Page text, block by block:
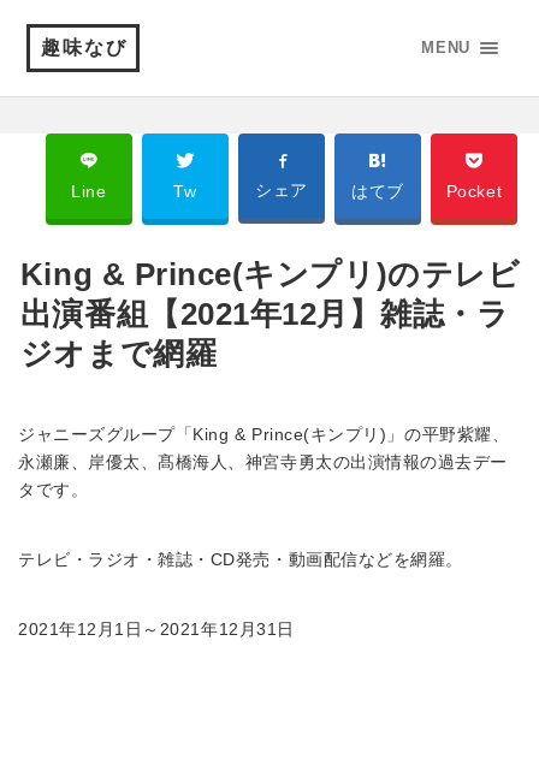
趣味なび MENU
Line Tw シェア はてブ Pocket
King & Prince(キンプリ)のテレビ
出演番組【2021年12月】雑誌・ラ
ジオまで網羅
ジャニーズグループ「King & Prince(キンプリ)」の平野紫耀、
永瀬廉、岸優太、髙橋海人、神宮寺勇太の出演情報の過去デー
タです。
テレビ・ラジオ・雑誌・CD発売・動画配信などを網羅。
2021年12月1日～2021年12月31日